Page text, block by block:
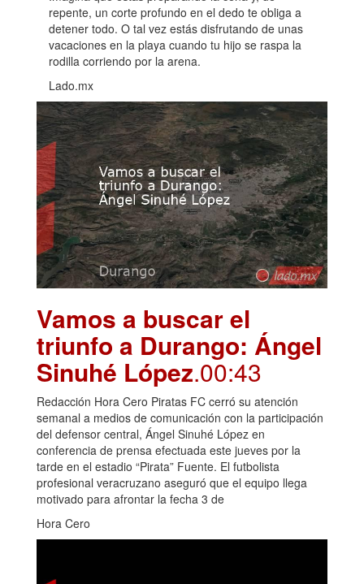
repente, un corte profundo en el dedo te obliga a
detener todo. O tal vez estás disfrutando de unas
vacaciones en la playa cuando tu hijo se raspa la
rodilla corriendo por la arena.
Lado.mx
Vamos a buscar el
triunfo a Durango: Ángel
Sinuhé López.00:43
Redacción Hora Cero Piratas FC cerró su atención
semanal a medios de comunicación con la participación
del defensor central, Ángel Sinuhé López en
conferencia de prensa efectuada este jueves por la
tarde en el estadio “Pirata” Fuente. El futbolista
profesional veracruzano aseguró que el equipo llega
motivado para afrontar la fecha 3 de
Hora Cero